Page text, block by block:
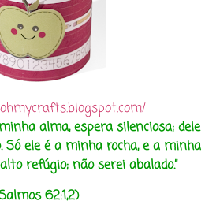
alma, espera silenciosa; dele
ele é a minha rocha, e a minha
refúgio; não serei abalado.”
62:1,2)